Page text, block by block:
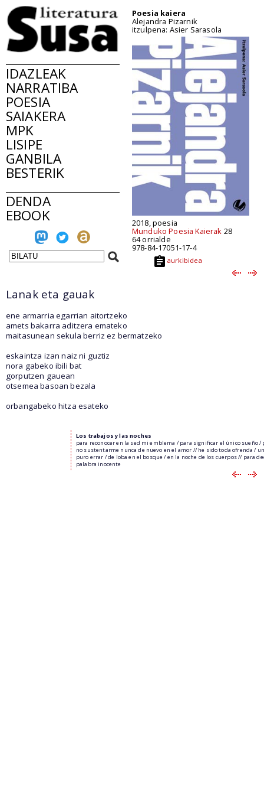
IDAZLEAK
NARRATIBA
POESIA
SAIAKERA
MPK
LISIPE
GANBILA
BESTERIK
DENDA
EBOOK
Poesia kaiera
Alejandra Pizarnik
itzulpena: Asier Sarasola
2018, poesia
Munduko Poesia Kaierak 28
64 orrialde
978-84-17051-17-4
aurkibidea
Lanak eta gauak
ene armarria egarrian aitortzeko
amets bakarra aditzera emateko
maitasunean sekula berriz ez bermatzeko
eskaintza izan naiz ni guztiz
nora gabeko ibili bat
gorputzen gauean
otsemea basoan bezala
orbangabeko hitza esateko
Los trabajos y las noches
para reconocer en la sed mi emblema / para significar el único sueño /
no sustentarme nunca de nuevo en el amor // he sido toda ofrenda /
puro errar / de loba en el bosque / en la noche de los cuerpos // para
palabra inocente